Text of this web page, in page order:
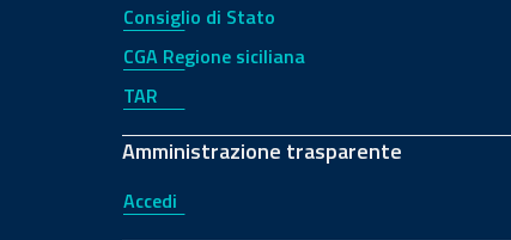
Consiglio di Stato
CGA Regione siciliana
TAR
Amministrazione trasparente
Accedi